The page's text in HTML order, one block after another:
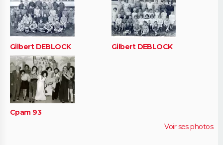
Gilbert DEBLOCK Gilbert DEBLOCK
Cpam 93
Voir ses photos